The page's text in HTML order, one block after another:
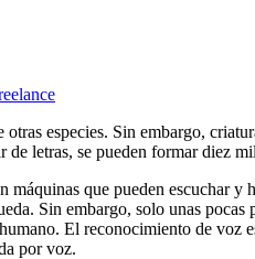
especies. Sin embargo,
letras, se pueden formar diez
que pueden escuchar
Sin embargo, solo unas
El reconocimiento de
por voz.